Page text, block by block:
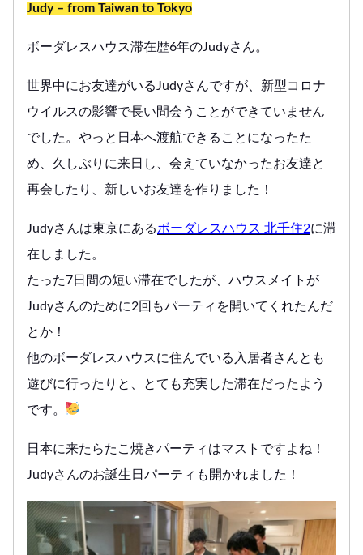
Judy – from Taiwan to Tokyo
ボーダレスハウス滞在歴6年のJudyさん。
世界中にお友達がいるJudyさんですが、新型コロナ
ウイルスの影響で長い間会うことができていません
でした。やっと日本へ渡航できることになったた
め、久しぶりに来日し、会えていなかったお友達と
再会したり、新しいお友達を作りました！
Judyさんは東京にあるボーダレスハウス 北千住2に滞
在しました。
たった7日間の短い滞在でしたが、ハウスメイトが
Judyさんのために2回もパーティを開いてくれたんだ
とか！
他のボーダレスハウスに住んでいる入居者さんとも
遊びに行ったりと、とても充実した滞在だったよう
です。
日本に来たらたこ焼きパーティはマストですよね！
Judyさんのお誕生日パーティも開かれました！